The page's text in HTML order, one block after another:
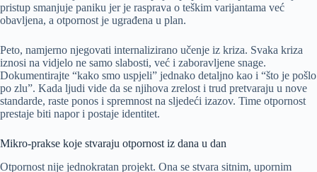
pristup smanjuje paniku jer je rasprava o teškim varijantama već
obavljena, a otpornost je ugrađena u plan.
Peto, namjerno njegovati internalizirano učenje iz kriza. Svaka kriza
iznosi na vidjelo ne samo slabosti, već i zaboravljene snage.
Dokumentirajte “kako smo uspjeli” jednako detaljno kao i “što je pošlo
po zlu”. Kada ljudi vide da se njihova zrelost i trud pretvaraju u nove
standarde, raste ponos i spremnost na sljedeći izazov. Time otpornost
prestaje biti napor i postaje identitet.
Mikro-prakse koje stvaraju otpornost iz dana u dan
Otpornost nije jednokratan projekt. Ona se stvara sitnim, upornim